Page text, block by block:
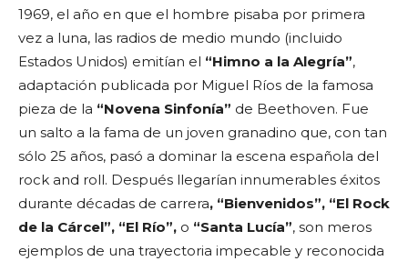
1969, el año en que el hombre pisaba por primera
vez a luna, las radios de medio mundo (incluido
Estados Unidos) emitían el “Himno a la Alegría”,
adaptación publicada por Miguel Ríos de la famosa
pieza de la “Novena Sinfonía” de Beethoven. Fue
un salto a la fama de un joven granadino que, con tan
sólo 25 años, pasó a dominar la escena española del
rock and roll. Después llegarían innumerables éxitos
durante décadas de carrera, “Bienvenidos”, “El Rock
de la Cárcel”, “El Río”, o “Santa Lucía”, son meros
ejemplos de una trayectoria impecable y reconocida